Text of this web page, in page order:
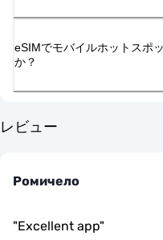
eSIMでモバイルホットスポ
か？
レビュー
Ромичело
"Excellent app"